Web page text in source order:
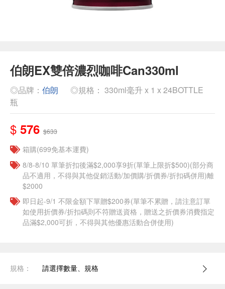
伯朗EX雙倍濃烈咖啡Can330ml
◎品牌： 伯朗
◎規格： 330ml毫升 x 1 x 24BOTTLE
瓶
$ 576 $633
箱購(699免基本運費)
8/8-8/10 單筆折扣後滿$2,000享9折(單筆上限折$500)(部分商
品不適用，不得與其他促銷活動/加價購/折價券/折扣碼併用)離
$2000
即日起-9/1 不限金額下單贈$200券(單筆不累贈，請注意訂單
如使用折價券/折扣碼則不符贈送資格，贈送之折價券消費指定
品滿$2,000可折，不得與其他優惠活動合併使用)
規格： 請選擇數量、規格